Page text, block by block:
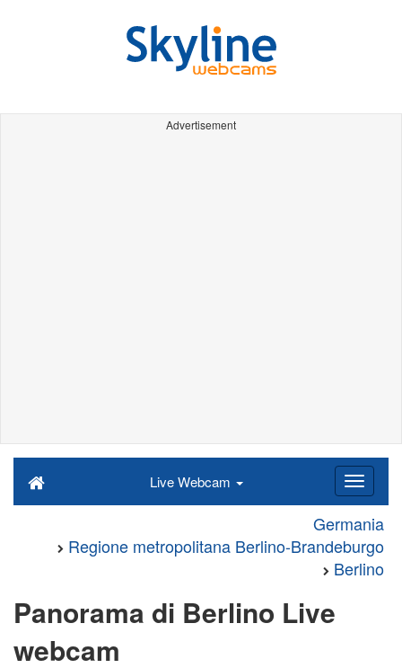
Advertisement
Live Webcam
Germania
Regione metropolitana Berlino-Brandeburgo
Berlino
Panorama di Berlino Live
webcam